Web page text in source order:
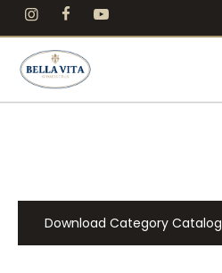
Download Category Catalog